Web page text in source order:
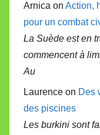
Arnica on Action,
pour un combat
La Suède est en
commencent à
Au
Laurence on Des
des piscines
Les burkini sont